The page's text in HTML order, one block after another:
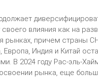
влияния как на
рынках, причем страны
Европа, Индия и Китай
В 2024 году Рас-эль-
рынка, еще